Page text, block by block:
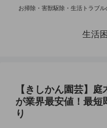
お掃除・害獣駆除・生活トラブ
生活
【きしかん園芸】
が業界最安値！最短
り